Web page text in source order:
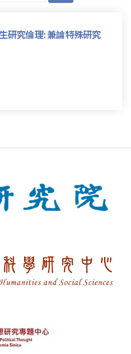
研究倫理: 兼論特殊研究